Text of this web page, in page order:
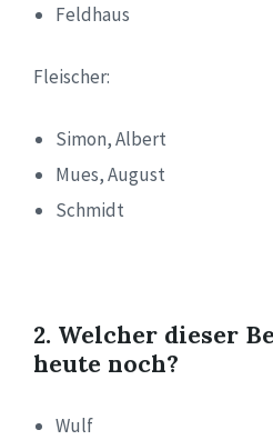
Feldhaus
Fleischer:
Simon, Albert
Mues, August
Schmidt
2. Welcher dieser
heute noch?
Wulf